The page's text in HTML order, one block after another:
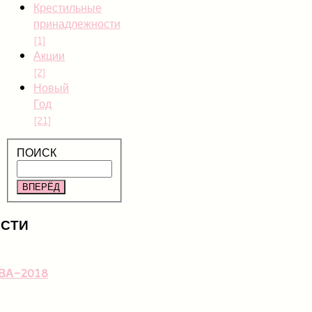
Крестильные
принадлежности
[1]
Акции
[2]
Новый
Год
[21]
ПОИСК
ВПЕРЁД
2018